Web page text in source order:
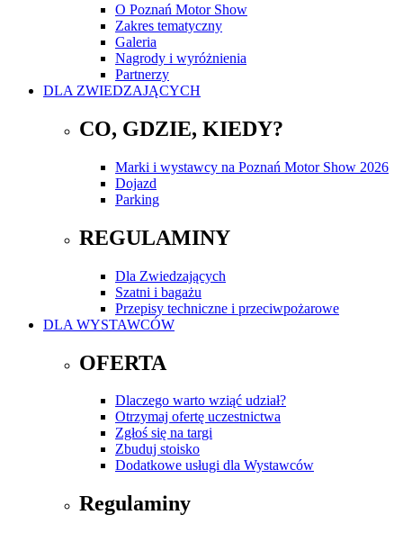
O Poznań Motor Show
Zakres tematyczny
Galeria
Nagrody i wyróżnienia
Partnerzy
DLA ZWIEDZAJĄCYCH
CO, GDZIE, KIEDY?
Marki i wystawcy na Poznań Motor Show 2026
Dojazd
Parking
REGULAMINY
Dla Zwiedzających
Szatni i bagażu
Przepisy techniczne i przeciwpożarowe
DLA WYSTAWCÓW
OFERTA
Dlaczego warto wziąć udział?
Otrzymaj ofertę uczestnictwa
Zgłoś się na targi
Zbuduj stoisko
Dodatkowe usługi dla Wystawców
Regulaminy